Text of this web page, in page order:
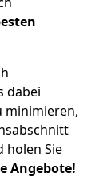
dabei
minimieren,
holen Sie
Angebote!